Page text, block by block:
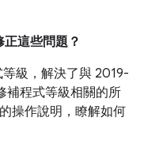
這些問題？
級，解決了與 2019-
補程式等級相關的所
操作說明，瞭解如何